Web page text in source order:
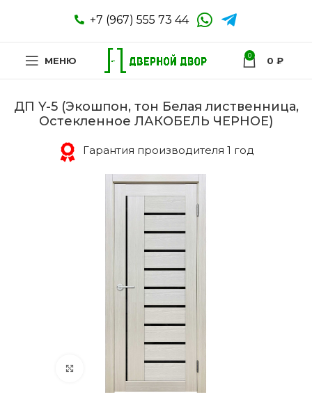
+7 (967) 555 73 44
МЕНЮ 0 0 ₽
ДП Y-5 (Экошпон, тон Белая лиственница,
Остекленное ЛАКОБЕЛЬ ЧЕРНОЕ)
Гарантия производителя 1 год
Нажмите, чтобы увеличить